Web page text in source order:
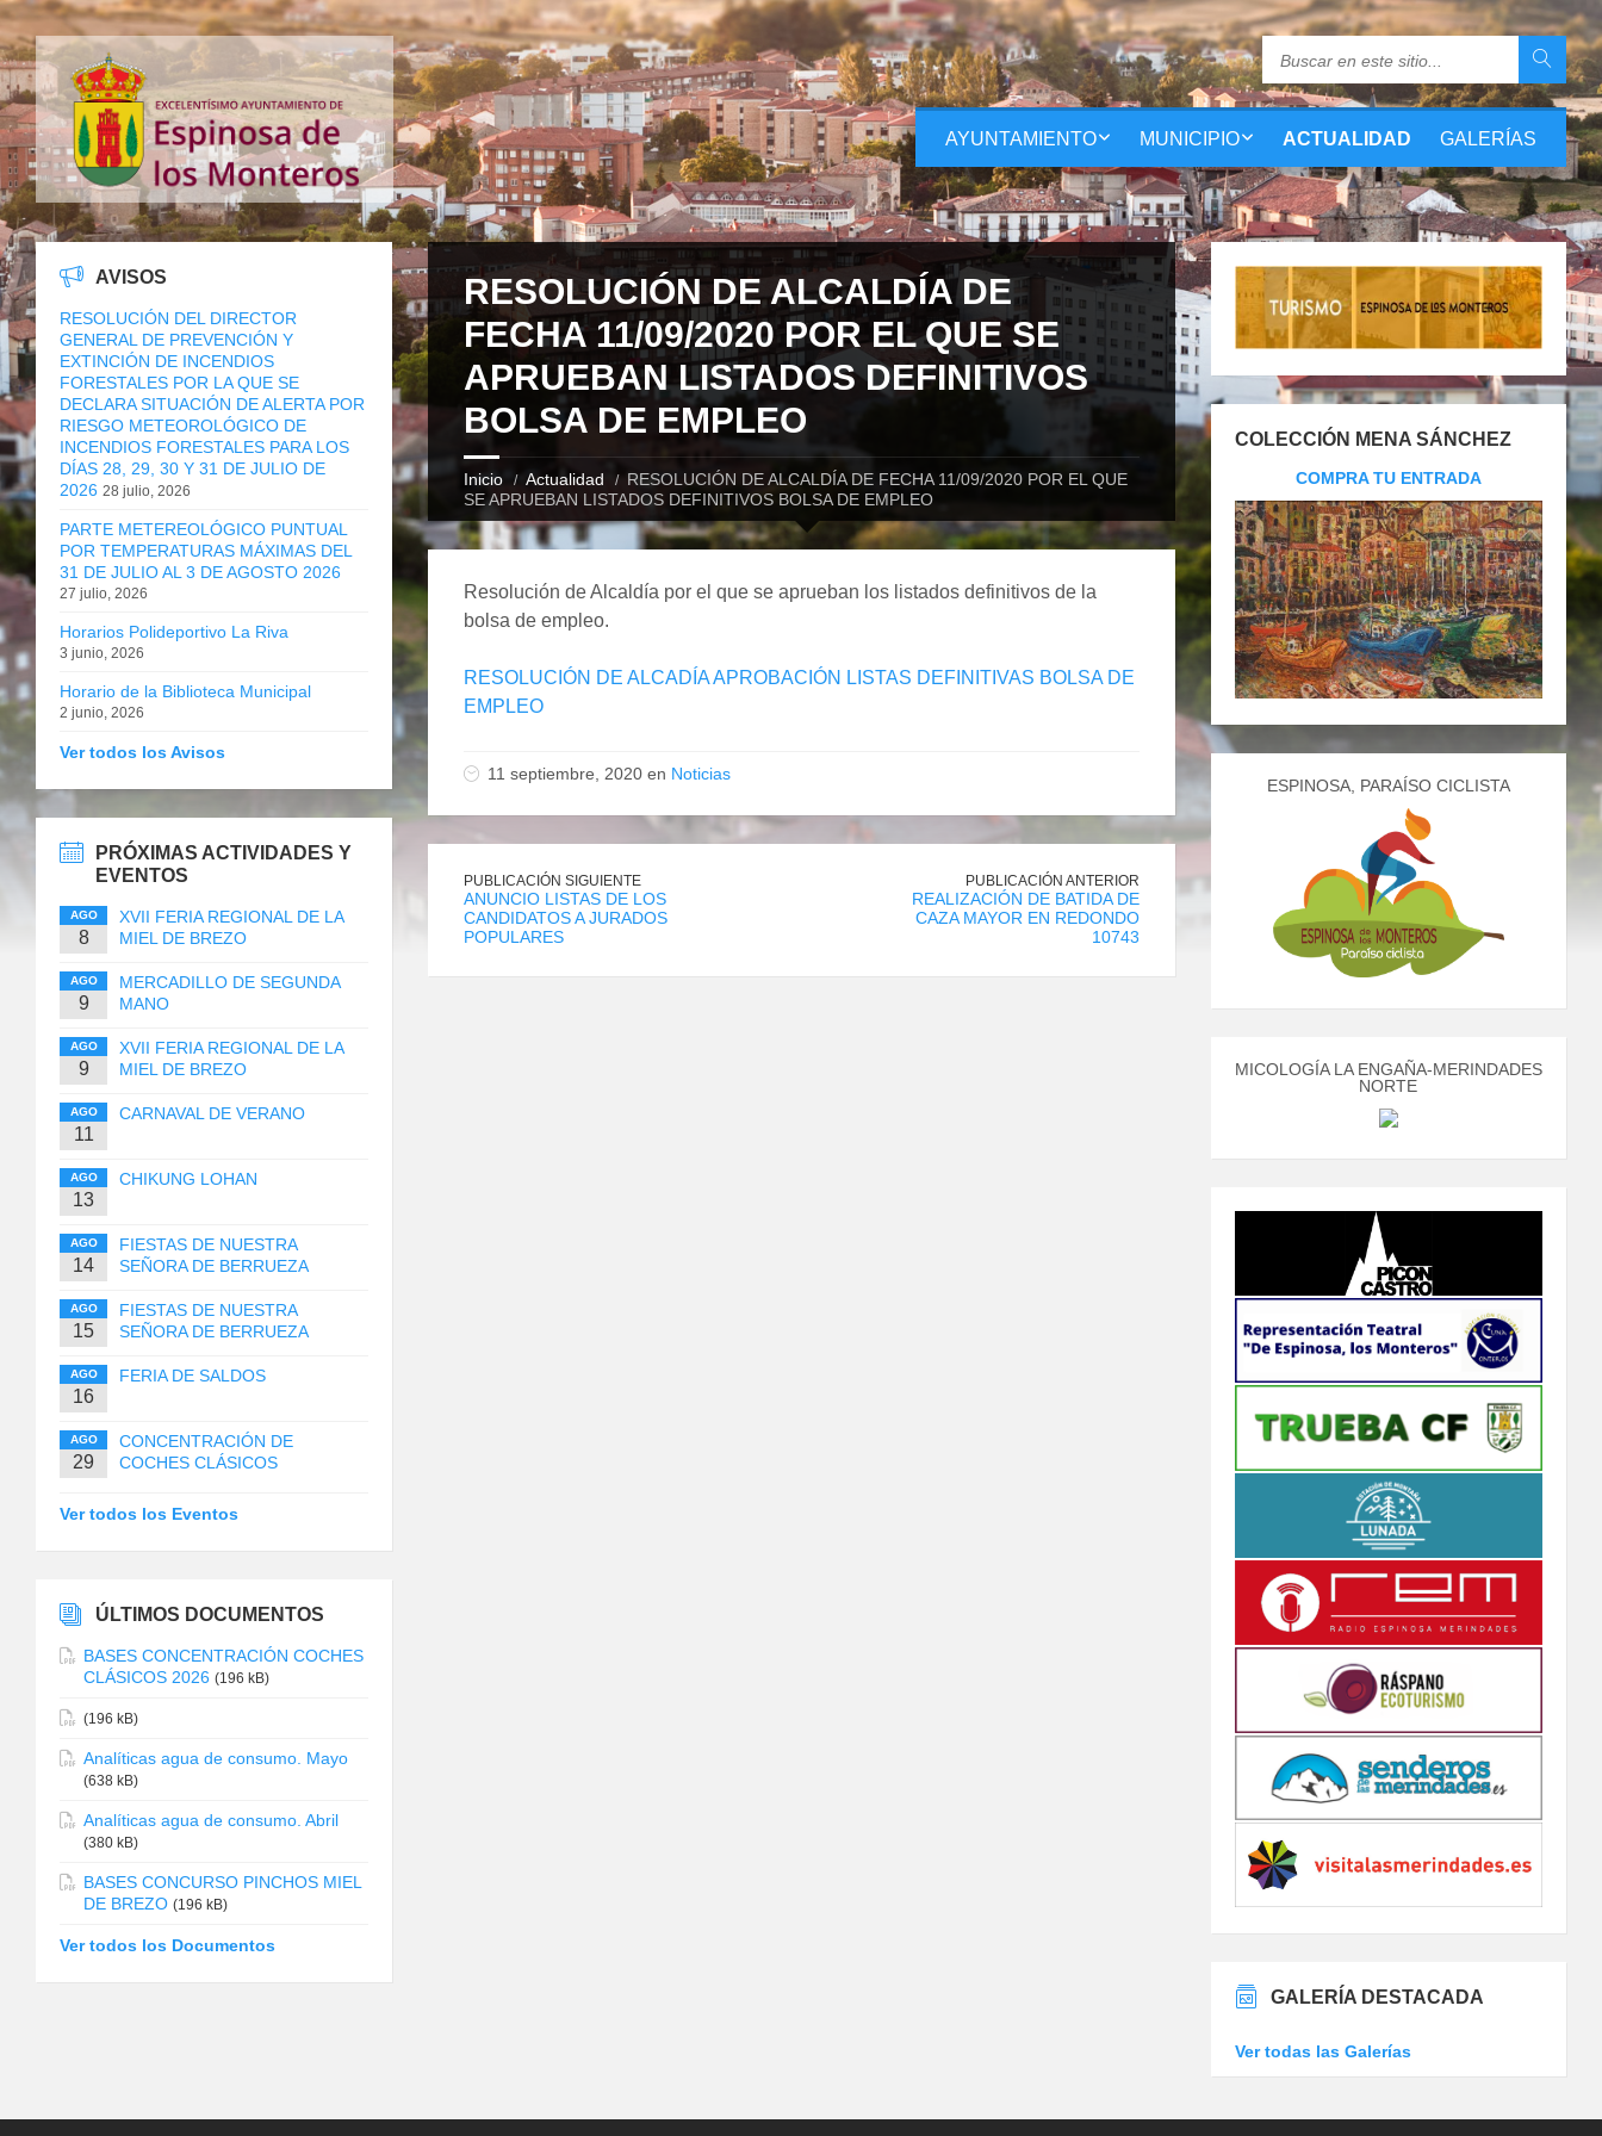
AYUNTAMIENTO MUNICIPIO ACTUALIDAD GALERÍAS
RESOLUCIÓN DE ALCALDÍA DE
FECHA 11/09/2020 POR EL QUE SE
APRUEBAN LISTADOS DEFINITIVOS
BOLSA DE EMPLEO
Inicio Actualidad
RESOLUCIÓN DE ALCALDÍA DE FECHA 11/09/2020 POR EL QUE
SE APRUEBAN LISTADOS DEFINITIVOS BOLSA DE EMPLEO
Resolución de Alcaldía por el que se aprueban los listados definitivos de la
bolsa de empleo.
RESOLUCIÓN DE ALCADÍA APROBACIÓN LISTAS DEFINITIVAS BOLSA DE
EMPLEO
11 septiembre, 2020 en Noticias
PUBLICACIÓN SIGUIENTE
ANUNCIO LISTAS DE LOS
CANDIDATOS A JURADOS
POPULARES
PUBLICACIÓN ANTERIOR
REALIZACIÓN DE BATIDA DE
CAZA MAYOR EN REDONDO
10743
AVISOS
RESOLUCIÓN DEL DIRECTOR
GENERAL DE PREVENCIÓN Y
EXTINCIÓN DE INCENDIOS
FORESTALES POR LA QUE SE
DECLARA SITUACIÓN DE ALERTA POR
RIESGO METEOROLÓGICO DE
INCENDIOS FORESTALES PARA LOS
DÍAS 28, 29, 30 Y 31 DE JULIO DE
2026 28 julio, 2026
PARTE METEREOLÓGICO PUNTUAL
POR TEMPERATURAS MÁXIMAS DEL
31 DE JULIO AL 3 DE AGOSTO 2026
27 julio, 2026
Horarios Polideportivo La Riva
3 junio, 2026
Horario de la Biblioteca Municipal
2 junio, 2026
Ver todos los Avisos
PRÓXIMAS ACTIVIDADES Y
EVENTOS
AGO
8
XVII FERIA REGIONAL DE LA
MIEL DE BREZO
AGO
9
MERCADILLO DE SEGUNDA
MANO
AGO
9
XVII FERIA REGIONAL DE LA
MIEL DE BREZO
AGO
11
CARNAVAL DE VERANO
AGO
13
CHIKUNG LOHAN
AGO
14
FIESTAS DE NUESTRA
SEÑORA DE BERRUEZA
AGO
15
FIESTAS DE NUESTRA
SEÑORA DE BERRUEZA
AGO
16
FERIA DE SALDOS
AGO
29
CONCENTRACIÓN DE
COCHES CLÁSICOS
Ver todos los Eventos
ÚLTIMOS DOCUMENTOS
BASES CONCENTRACIÓN COCHES
CLÁSICOS 2026 (196 kB)
(196 kB)
Analíticas agua de consumo. Mayo
(638 kB)
Analíticas agua de consumo. Abril
(380 kB)
BASES CONCURSO PINCHOS MIEL
DE BREZO (196 kB)
Ver todos los Documentos
COLECCIÓN MENA SÁNCHEZ
COMPRA TU ENTRADA
ESPINOSA, PARAÍSO CICLISTA
MICOLOGÍA LA ENGAÑA-MERINDADES
NORTE
GALERÍA DESTACADA
Ver todas las Galerías